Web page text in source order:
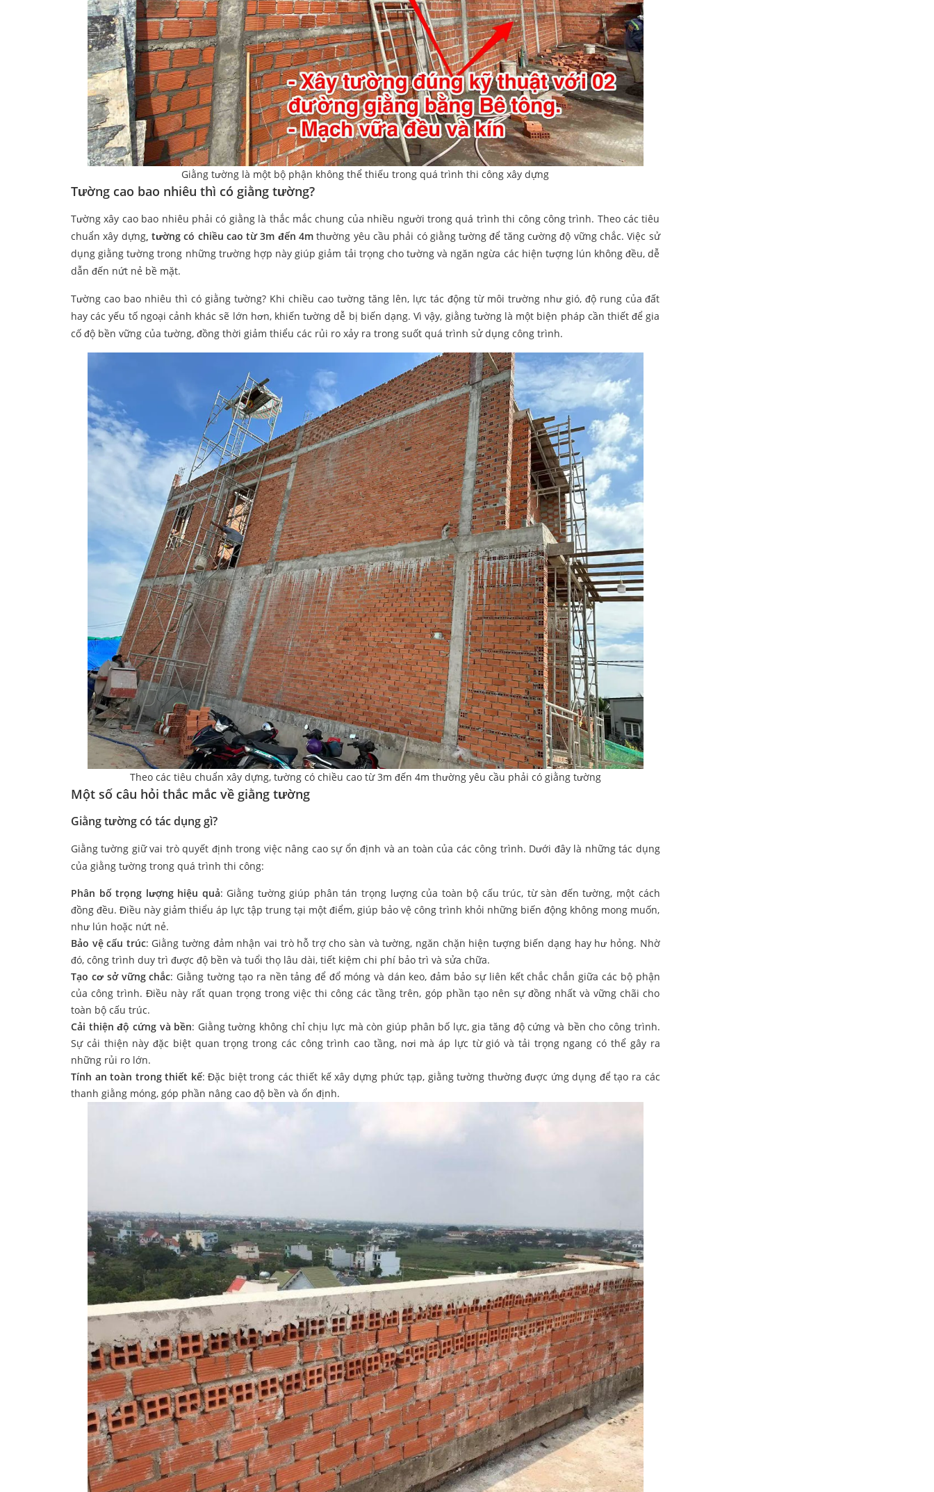
Giằng tường là một bộ phận không thể thiếu trong quá trình thi công xây dựng
Tường cao bao nhiêu thì có giằng tường?
Tường xây cao bao nhiêu phải có giằng là thắc mắc chung của nhiều người trong quá trình thi công công trình. Theo các tiêu
chuẩn xây dựng, tường có chiều cao từ 3m đến 4m thường yêu cầu phải có giằng tường để tăng cường độ vững chắc. Việc sử
dụng giằng tường trong những trường hợp này giúp giảm tải trọng cho tường và ngăn ngừa các hiện tượng lún không đều, dễ
dẫn đến nứt nẻ bề mặt.
Tường cao bao nhiêu thì có giằng tường? Khi chiều cao tường tăng lên, lực tác động từ môi trường như gió, độ rung của đất
hay các yếu tố ngoại cảnh khác sẽ lớn hơn, khiến tường dễ bị biến dạng. Vì vậy, giằng tường là một biện pháp cần thiết để gia
cố độ bền vững của tường, đồng thời giảm thiểu các rủi ro xảy ra trong suốt quá trình sử dụng công trình.
Theo các tiêu chuẩn xây dựng, tường có chiều cao từ 3m đến 4m thường yêu cầu phải có giằng tường
Một số câu hỏi thắc mắc về giằng tường
Giằng tường có tác dụng gì?
Giằng tường giữ vai trò quyết định trong việc nâng cao sự ổn định và an toàn của các công trình. Dưới đây là những tác dụng
của giằng tường trong quá trình thi công:
Phân bố trọng lượng hiệu quả: Giằng tường giúp phân tán trọng lượng của toàn bộ cấu trúc, từ sàn đến tường, một cách
đồng đều. Điều này giảm thiểu áp lực tập trung tại một điểm, giúp bảo vệ công trình khỏi những biến động không mong muốn,
như lún hoặc nứt nẻ.
Bảo vệ cấu trúc: Giằng tường đảm nhận vai trò hỗ trợ cho sàn và tường, ngăn chặn hiện tượng biến dạng hay hư hỏng. Nhờ
đó, công trình duy trì được độ bền và tuổi thọ lâu dài, tiết kiệm chi phí bảo trì và sửa chữa.
Tạo cơ sở vững chắc: Giằng tường tạo ra nền tảng để đổ móng và dán keo, đảm bảo sự liên kết chắc chắn giữa các bộ phận
của công trình. Điều này rất quan trọng trong việc thi công các tầng trên, góp phần tạo nên sự đồng nhất và vững chãi cho
toàn bộ cấu trúc.
Cải thiện độ cứng và bền: Giằng tường không chỉ chịu lực mà còn giúp phân bố lực, gia tăng độ cứng và bền cho công trình.
Sự cải thiện này đặc biệt quan trọng trong các công trình cao tầng, nơi mà áp lực từ gió và tải trọng ngang có thể gây ra
những rủi ro lớn.
Tính an toàn trong thiết kế: Đặc biệt trong các thiết kế xây dựng phức tạp, giằng tường thường được ứng dụng để tạo ra các
thanh giằng móng, góp phần nâng cao độ bền và ổn định.